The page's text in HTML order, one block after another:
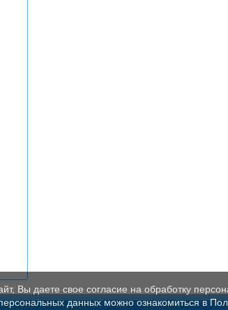
Вы даете свое согласие на обработку
данных можно ознакомиться в